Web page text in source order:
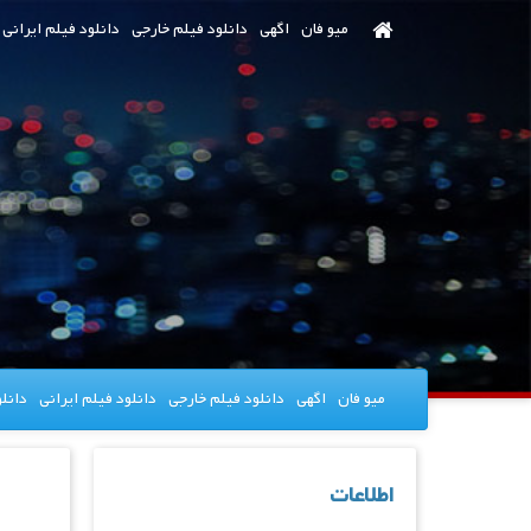
میو فان اگهی دانلود فیلم خارجی دانلود فیلم ایرانی
میو فان اگهی دانلود فیلم خارجی دانلود فیلم ایرانی
اطلاعات